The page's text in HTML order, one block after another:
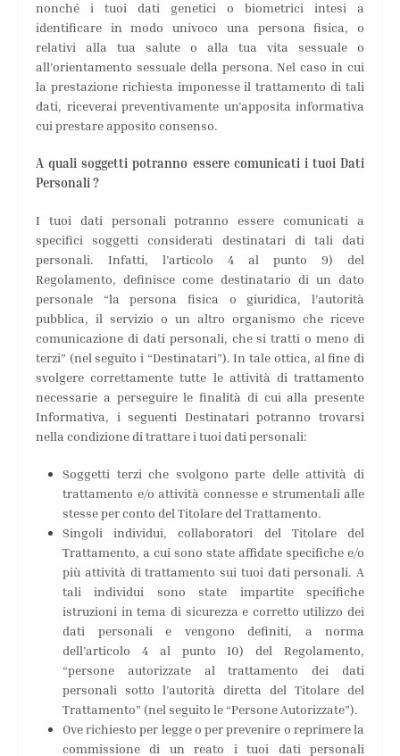
nonché i tuoi dati genetici o biometrici intesi a
identificare in modo univoco una persona fisica, o
relativi alla tua salute o alla tua vita sessuale o
all’orientamento sessuale della persona. Nel caso in cui
la prestazione richiesta imponesse il trattamento di tali
dati, riceverai preventivamente un’apposita informativa
cui prestare apposito consenso.
A quali soggetti potranno essere comunicati i tuoi Dati
Personali ?
I tuoi dati personali potranno essere comunicati a
specifici soggetti considerati destinatari di tali dati
personali. Infatti, l’articolo 4 al punto 9) del
Regolamento, definisce come destinatario di un dato
personale “la persona fisica o giuridica, l’autorità
pubblica, il servizio o un altro organismo che riceve
comunicazione di dati personali, che si tratti o meno di
terzi” (nel seguito i “Destinatari”). In tale ottica, al fine di
svolgere correttamente tutte le attività di trattamento
necessarie a perseguire le finalità di cui alla presente
Informativa, i seguenti Destinatari potranno trovarsi
nella condizione di trattare i tuoi dati personali:
Soggetti terzi che svolgono parte delle attività di
trattamento e/o attività connesse e strumentali alle
stesse per conto del Titolare del Trattamento.
Singoli individui, collaboratori del Titolare del
Trattamento, a cui sono state affidate specifiche e/o
più attività di trattamento sui tuoi dati personali. A
tali individui sono state impartite specifiche
istruzioni in tema di sicurezza e corretto utilizzo dei
dati personali e vengono definiti, a norma
dell’articolo 4 al punto 10) del Regolamento,
“persone autorizzate al trattamento dei dati
personali sotto l’autorità diretta del Titolare del
Trattamento” (nel seguito le “Persone Autorizzate”).
Ove richiesto per legge o per prevenire o reprimere la
commissione di un reato i tuoi dati personali